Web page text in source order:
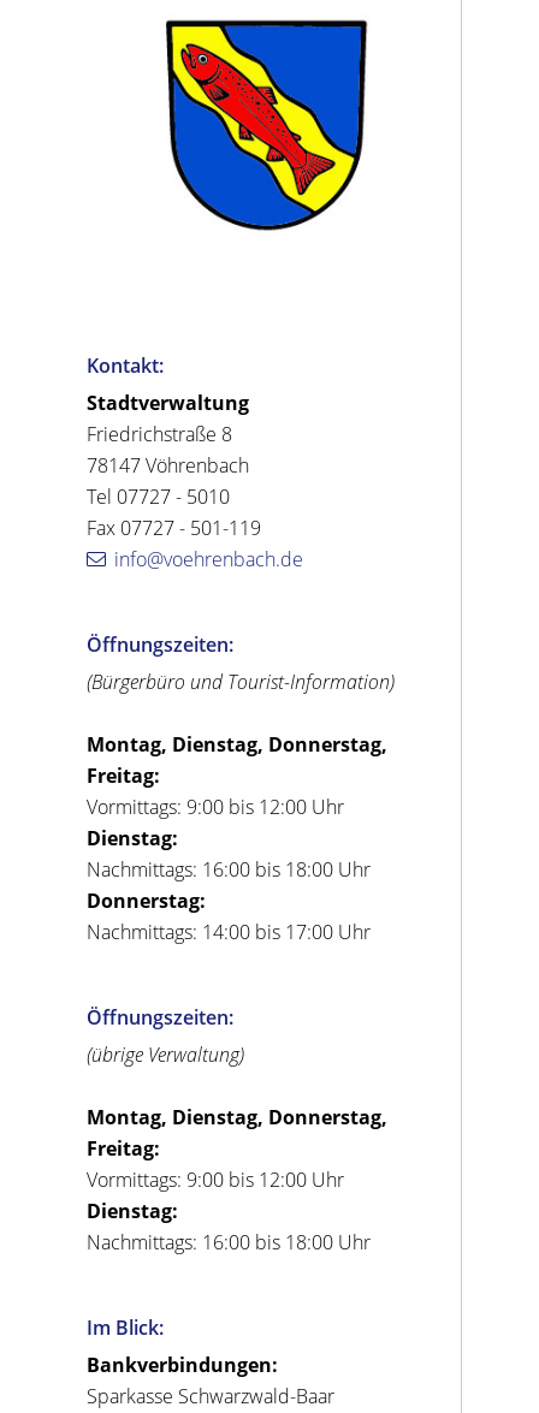
Kontakt:
Stadtverwaltung
Friedrichstraße 8
78147 Vöhrenbach
Tel 07727 - 5010
Fax 07727 - 501-119
info@voehrenbach.de
Öffnungszeiten:
(Bürgerbüro und Tourist-Information)
Montag, Dienstag, Donnerstag,
Freitag:
Vormittags: 9:00 bis 12:00 Uhr
Dienstag:
Nachmittags: 16:00 bis 18:00 Uhr
Donnerstag:
Nachmittags: 14:00 bis 17:00 Uhr
Öffnungszeiten:
(übrige Verwaltung)
Montag, Dienstag, Donnerstag,
Freitag:
Vormittags: 9:00 bis 12:00 Uhr
Dienstag:
Nachmittags: 16:00 bis 18:00 Uhr
Im Blick:
Bankverbindungen:
Sparkasse Schwarzwald-Baar